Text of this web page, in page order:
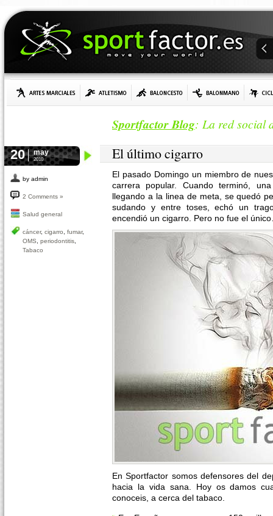
Sportfactor Blog: La red social
20 may
2010
by admin
2 Comments »
Salud general
cáncer, cigarro fumar,
OMS
periodontitis
Tabaco
El último cigarro
El pasado Domingo un miembro de
carrera popular. Cuando terminó,
llegando a la linea de meta, se quedó
sudando y entre toses, echó un
encendió un cigarro. Pero no fue el
En Sportfactor somos defensores del
hacia la vida sana. Hoy os damos
conoceis, a cerca del tabaco.